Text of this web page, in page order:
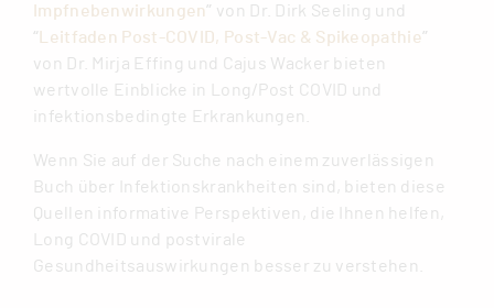
Impfnebenwirkungen” von Dr. Dirk Seeling und
“Leitfaden Post-COVID, Post-Vac & Spikeopathie”
von Dr. Mirja Effing und Cajus Wacker bieten
wertvolle Einblicke in Long/Post COVID und
infektionsbedingte Erkrankungen.
Wenn Sie auf der Suche nach einem zuverlässigen
Buch über Infektionskrankheiten sind, bieten diese
Quellen informative Perspektiven, die Ihnen helfen,
Long COVID und postvirale
Gesundheitsauswirkungen besser zu verstehen.